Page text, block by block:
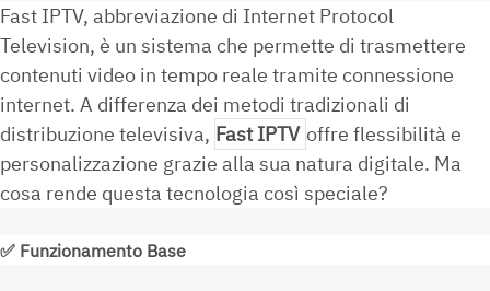
Fast IPTV, abbreviazione di Internet Protocol
Television, è un sistema che permette di trasmettere
contenuti video in tempo reale tramite connessione
internet. A differenza dei metodi tradizionali di
distribuzione televisiva, Fast IPTVoffre flessibilità e
personalizzazione grazie alla sua natura digitale. Ma
cosa rende questa tecnologia così speciale?
✅ Funzionamento Base